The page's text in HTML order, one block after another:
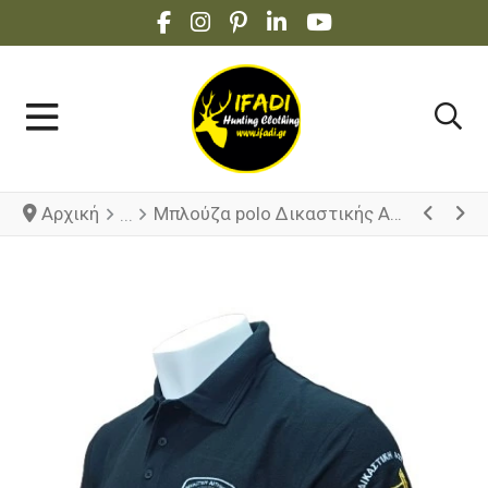
FACEBOOK SOCIAL LINK
INSTAGRAM SOCIAL LINK
PINTEREST SOCIAL LINK
LINKEDIN SOCIAL LINK
YOUTUBE SOCIAL
Αρχική Μπλούζα polo Δικαστικής Αστυνομίας